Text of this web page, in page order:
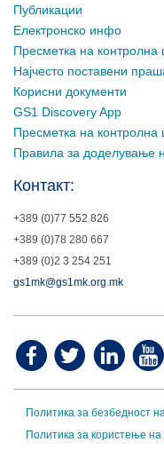
Публикации
Електронско инфо
Пресметка на контролна
Најчесто поставени
Корисни документи
GS1 Discovery App
Пресметка на контролна
Правила за доделување
Контакт:
+389 (0)77 552 826
+389 (0)78 280 667
+389 (0)2 3 254 251
gs1mk@gs1mk.org.mk
Политика за безбедност
Политика за користење